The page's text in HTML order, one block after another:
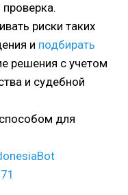
риски таких
и подбирать
решения с учетом
и судебной
для